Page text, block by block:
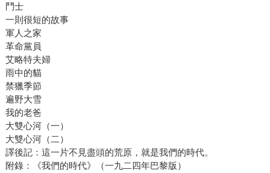
鬥士
一則很短的故事
軍人之家
革命黨員
艾略特夫婦
雨中的貓
禁獵季節
遍野大雪
我的老爸
大雙心河（一）
大雙心河（二）
譯後記：這一片不見盡頭的荒原，就是我們的時代。
附錄：《我們的時代》（一九二四年巴黎版）